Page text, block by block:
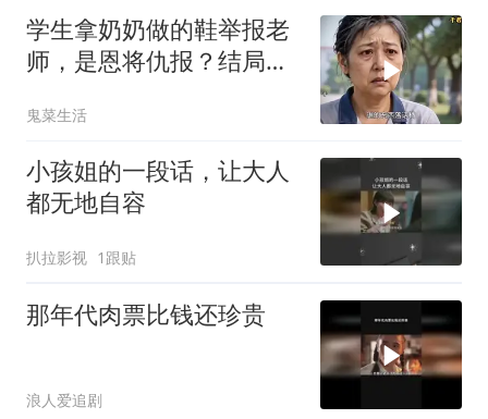
学生拿奶奶做的鞋举报老
师，是恩将仇报？结局太
鬼菜生活
小孩姐的一段话，让大人
都无地自容
扒拉影视 1跟贴
那年代肉票比钱还珍贵
浪人爱追剧